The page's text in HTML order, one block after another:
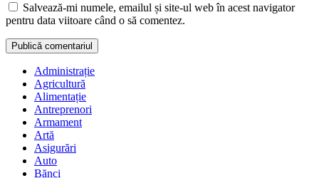
Salvează-mi numele, emailul și site-ul web în acest navigator
pentru data viitoare când o să comentez.
Administrație
Agricultură
Alimentație
Antreprenori
Armament
Artă
Asigurări
Auto
Bănci